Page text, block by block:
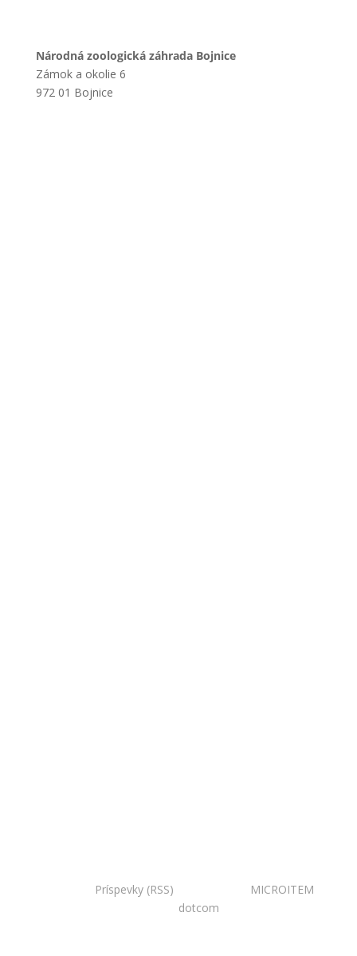
Národná zoologická záhrada Bojnice
Zámok a okolie 6
972 01 Bojnice
Príspevky (RSS) MICROITEM
dotcom